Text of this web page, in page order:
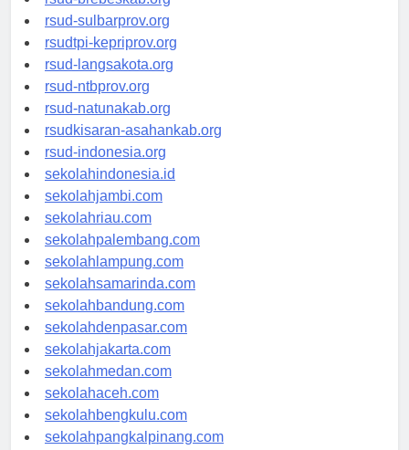
rsud-sulbarprov.org
rsudtpi-kepriprov.org
rsud-langsakota.org
rsud-ntbprov.org
rsud-natunakab.org
rsudkisaran-asahankab.org
rsud-indonesia.org
sekolahindonesia.id
sekolahjambi.com
sekolahriau.com
sekolahpalembang.com
sekolahlampung.com
sekolahsamarinda.com
sekolahbandung.com
sekolahdenpasar.com
sekolahjakarta.com
sekolahmedan.com
sekolahaceh.com
sekolahbengkulu.com
sekolahpangkalpinang.com